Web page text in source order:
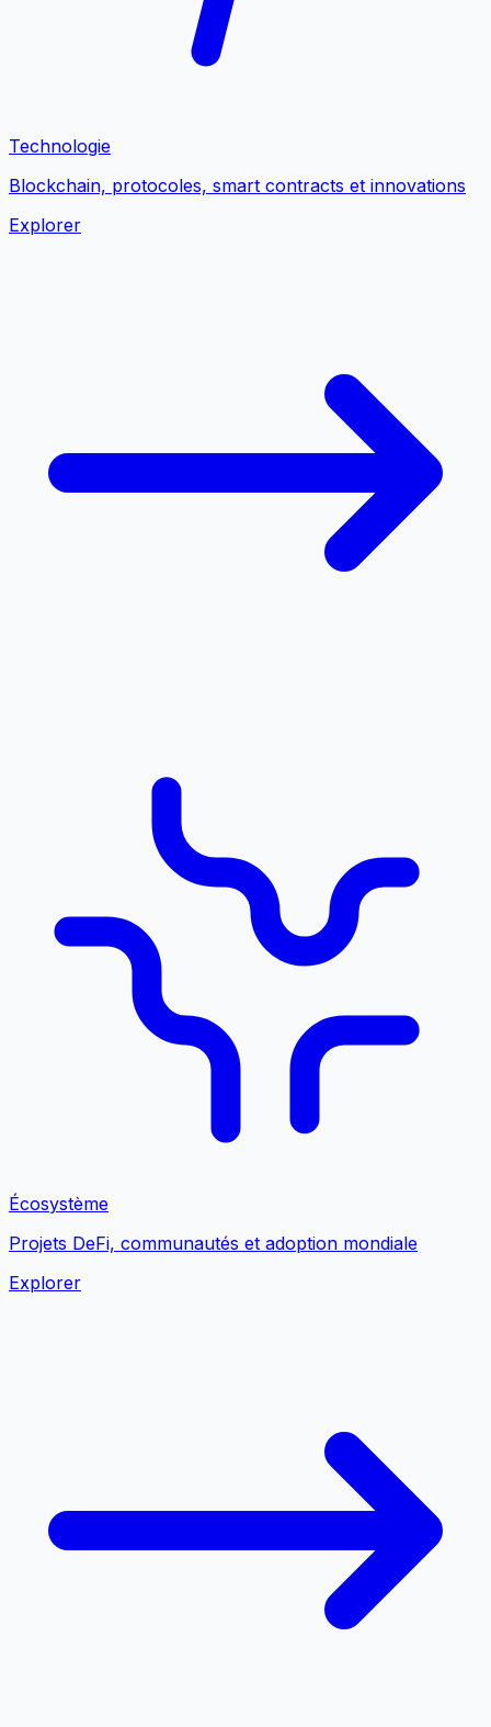
Technologie
Blockchain, protocoles, smart contracts et innovations
Explorer
Écosystème
Projets DeFi, communautés et adoption mondiale
Explorer